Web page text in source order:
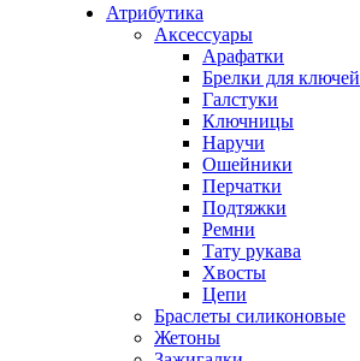
Атрибутика
Аксессуары
Арафатки
Брелки для ключей
Галстуки
Ключницы
Наручи
Ошейники
Перчатки
Подтяжки
Ремни
Тату рукава
Хвосты
Цепи
Браслеты силиконовые
Жетоны